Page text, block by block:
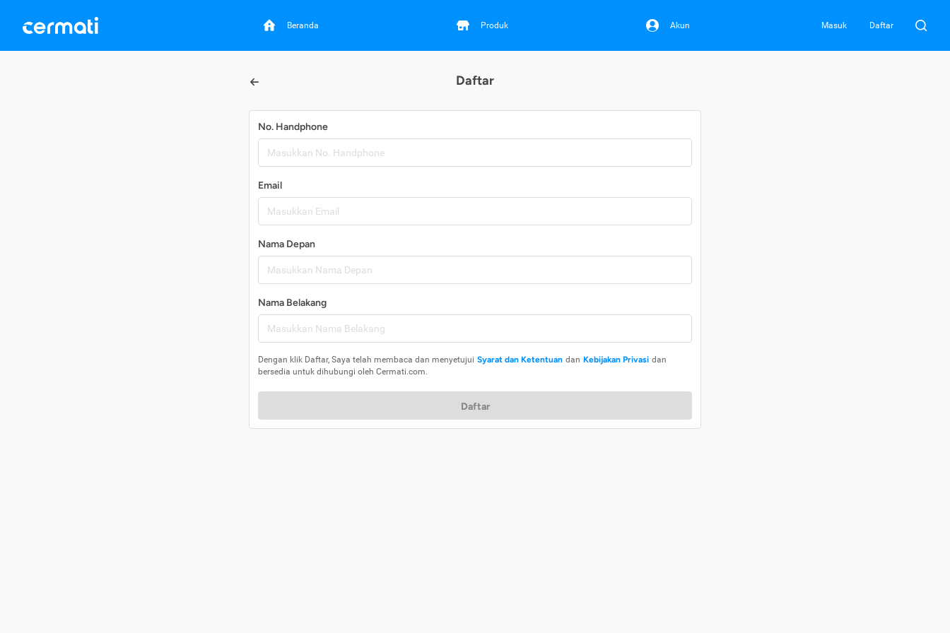
Beranda Produk Akun Masuk Daftar
Daftar
No. Handphone
Email
Nama Depan
Nama Belakang
Dengan klik Daftar, Saya telah membaca dan menyetujui Syarat dan Ketentuan dan Kebijakan Privasi dan
bersedia untuk dihubungi oleh Cermati.com.
Daftar